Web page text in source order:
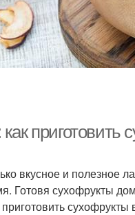
вкусное и полезное
Готовя сухофрукты